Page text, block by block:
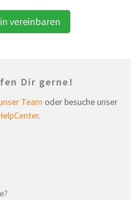
vereinbaren
Dir gerne!
Team oder besuche unser
.